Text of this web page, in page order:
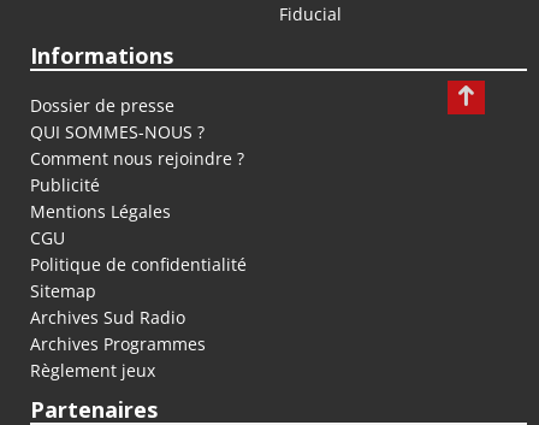
Fiducial
Informations
Dossier de presse
QUI SOMMES-NOUS ?
Comment nous rejoindre ?
Publicité
Mentions Légales
CGU
Politique de confidentialité
Sitemap
Archives Sud Radio
Archives Programmes
Règlement jeux
Partenaires